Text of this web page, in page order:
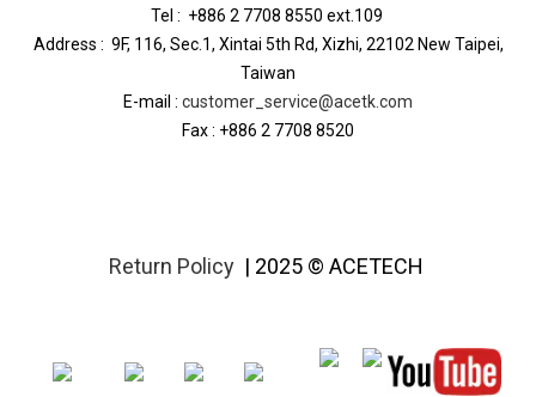
Tel : +886 2 7708 8550 ext.109
Address : 9F, 116, Sec.1, Xintai 5th Rd, Xizhi, 22102 New Taipei,
Taiwan
E-mail : customer_service@acetk.com
Fax : +886 2 7708 8520
Return Policy| 2025 © ACETECH